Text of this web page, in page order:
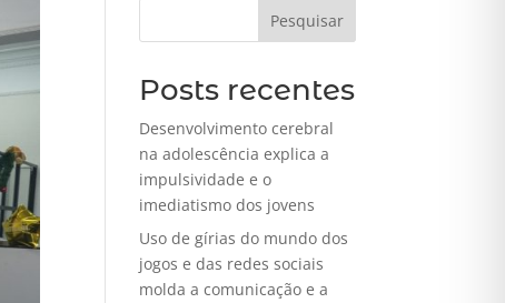
Pesquisar
Posts recentes
Desenvolvimento cerebral
na adolescência explica a
impulsividade e o
imediatismo dos jovens
Uso de gírias do mundo dos
jogos e das redes sociais
molda a comunicação e a